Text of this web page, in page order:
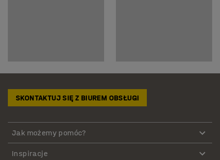
SKONTAKTUJ SIĘ Z BIUREM OBSŁUGI
Jak możemy pomóc?
Inspiracje